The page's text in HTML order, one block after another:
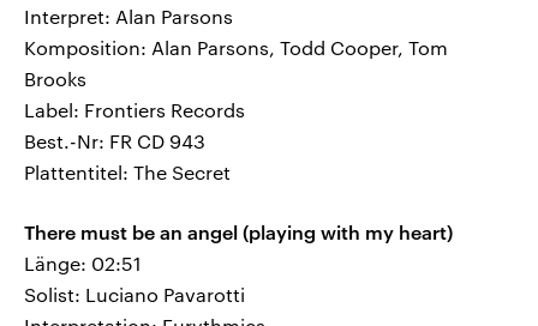
Interpret: Alan Parsons
Komposition: Alan Parsons, Todd Cooper, Tom
Brooks
Label: Frontiers Records
Best.-Nr: FR CD 943
Plattentitel: The Secret
There must be an angel (playing with my heart)
Länge: 02:51
Solist: Luciano Pavarotti